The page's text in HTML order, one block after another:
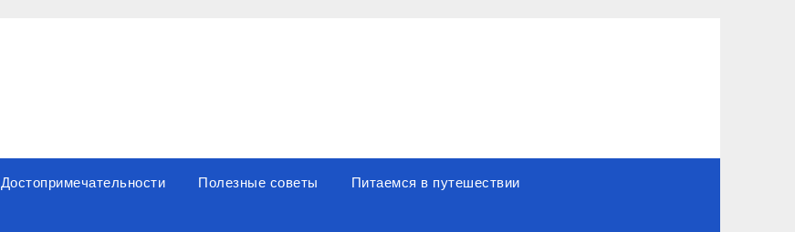
Достопримечательности Полезные советы Питаемся в путешествии